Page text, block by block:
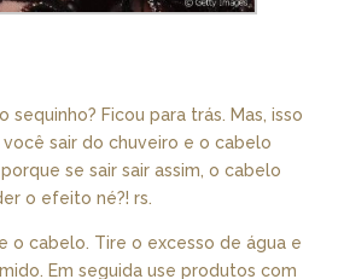
sequinho? Ficou para trás. Mas, isso
sair do chuveiro e o cabelo
se sair sair assim, o cabelo
o efeito né?! rs.
o cabelo. Tire o excesso de água e
Em seguida use produtos com